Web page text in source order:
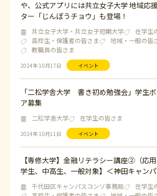
2024年 10月17日 イベント
や、公式アプリには共立女子大学 地域応
ター「じんぼうチョウ」も登場！
共立女子大学・共立女子短期大学
在学生
高校生・保護者の皆さま
地域・一般の皆
教職員の皆さま
2024年 10月11日 イベント
「二松学舎大学 書き初め勉強会」学生ボ
ア募集
二松学舎大学 在学生の皆さま
【専修大学】金融リテラシー講座②（応
学生、中高生、一般対象】＜神田キャン
千代田区キャンパスコンソ事務局
在学生